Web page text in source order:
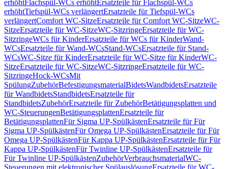
erhöhtFlachspül-WCs erhöhtErsatzteile für Flachspül-WCs
erhöhtTiefspül-WCs verlängertErsatzteile für Tiefspül-WCs
verlängertComfort WC-SitzeErsatzteile für Comfort WC-SitzeWC-
SitzeErsatzteile für WC-SitzeWC-SitzringeErsatzteile für WC-
SitzringeWCs für KinderErsatzteile für WCs für KinderWand-
WCsErsatzteile für Wand-WCsStand-WCsErsatzteile für Stand-
WCsWC-Sitze für KinderErsatzteile für WC-Sitze für KinderWC-
SitzeErsatzteile für WC-SitzeWC-SitzringeErsatzteile für WC-
SitzringeHock-WCsMit
SpülungZubehörBefestigungsmaterialBidetsWandbidetsErsatzteile
für WandbidetsStandbidetsErsatzteile für
StandbidetsZubehörErsatzteile für ZubehörBetätigungsplatten und
WC-SteuerungenBetätigungsplattenErsatzteile für
BetätigungsplattenFür Sigma UP-SpülkästenErsatzteile für Für
Sigma UP-SpülkästenFür Omega UP-SpülkästenErsatzteile für Für
Omega UP-SpülkästenFür Kappa UP-SpülkästenErsatzteile für Für
Kappa UP-SpülkästenFür Twinline UP-SpülkästenErsatzteile für
Für Twinline UP-SpülkästenZubehörVerbrauchsmaterialWC-
Steuerungen mit elektronischer SpülauslösungErsatzteile für WC-